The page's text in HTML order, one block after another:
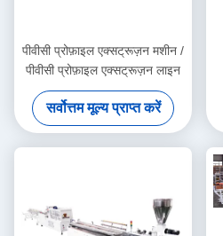
पीवीसी प्रोफ़ाइल एक्सट्रूज़न मशीन /
पीवीसी प्रोफ़ाइल एक्सट्रूज़न लाइन
सर्वोत्तम मूल्य प्राप्त करें